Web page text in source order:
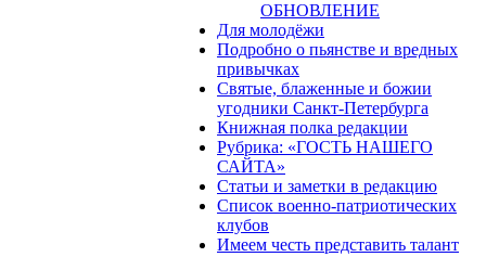
ОБНОВЛЕНИЕ
Для молодёжи
Подробно о пьянстве и вредных
привычках
Святые, блаженные и божии
угодники Санкт-Петербурга
Книжная полка редакции
Рубрика: «ГОСТЬ НАШЕГО
САЙТА»
Статьи и заметки в редакцию
Список военно-патриотических
клубов
Имеем честь представить талант